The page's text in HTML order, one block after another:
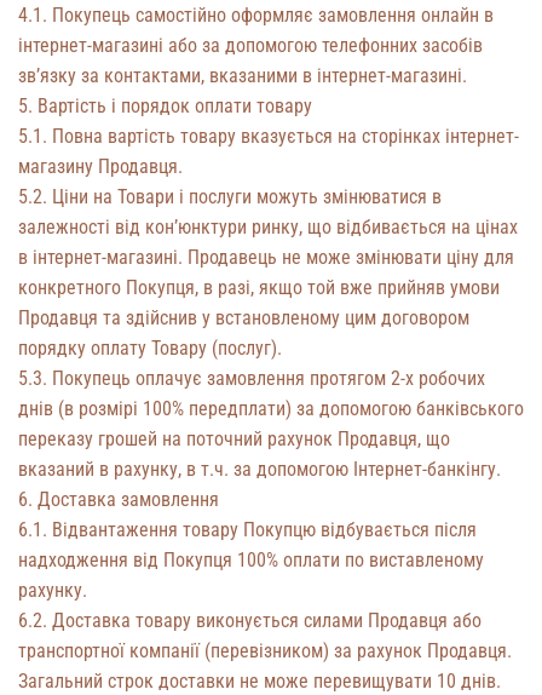
4.1. Покупець самостійно оформляє замовлення онлайн в
інтернет-магазині або за допомогою телефонних засобів
зв’язку за контактами, вказаними в інтернет-магазині.
5. Вартість і порядок оплати товару
5.1. Повна вартість товару вказується на сторінках інтернет-
магазину Продавця.
5.2. Ціни на Товари і послуги можуть змінюватися в
залежності від кон’юнктури ринку, що відбивається на цінах
в інтернет-магазині. Продавець не може змінювати ціну для
конкретного Покупця, в разі, якщо той вже прийняв умови
Продавця та здійснив у встановленому цим договором
порядку оплату Товару (послуг).
5.3. Покупець оплачує замовлення протягом 2-х робочих
днів (в розмірі 100% передплати) за допомогою банківського
переказу грошей на поточний рахунок Продавця, що
вказаний в рахунку, в т.ч. за допомогою Інтернет-банкінгу.
6. Доставка замовлення
6.1. Відвантаження товару Покупцю відбувається після
надходження від Покупця 100% оплати по виставленому
рахунку.
6.2. Доставка товару виконується силами Продавця або
транспортної компанії (перевізником) за рахунок Продавця.
Загальний строк доставки не може перевищувати 10 днів.